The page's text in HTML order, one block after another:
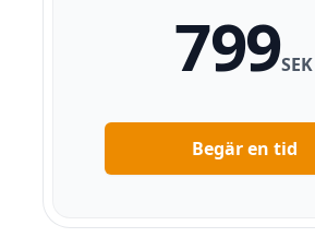
799SEK
Begär en tid